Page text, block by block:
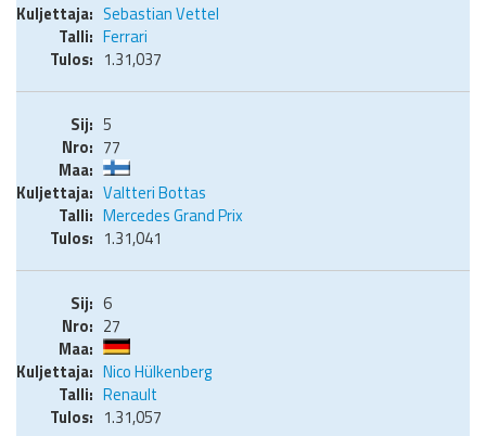
Sebastian Vettel
Ferrari
1.31,037
5
77
Valtteri Bottas
Mercedes Grand Prix
1.31,041
6
27
Nico Hülkenberg
Renault
1.31,057